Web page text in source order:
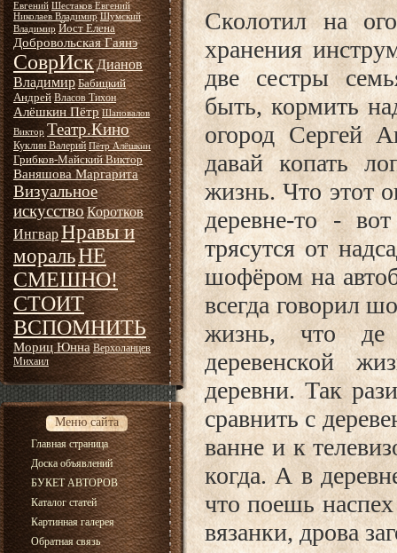
Евгений Шестаков Евгений
Николаев Владимир Шумский
Владимир Йост Елена
Добровольская Гаянэ
СоврИскДианов
Владимир Бабицкий
Андрей Власов Тихон
Алёшкин Пётр Шаповалов
Виктор Театр.Кино
Куклин Валерий Пётр Алёшкин
Грибков-Майский Виктор
Ваняшова Маргарита
Визуальное
искусство Коротков
ИнгварНравы и
моральНЕ
СМЕШНО!
СТОИТ
ВСПОМНИТЬ
Мориц Юнна Верхоланцев
Михаил
Меню сайта
Главная страница
Доска объявлений
БУКЕТ АВТОРОВ
Каталог статей
Картинная галерея
Обратная связь
Сколотил на
хранения
две сестры
быть, кормить
огород Сергей
давай копать
жизнь. Что этот
деревне-то -
трясутся от
шофёром на
всегда говорил
жизнь, что де
деревенской
деревни.Так
сравнить с
ванне и к
когда. А в
что поешь
вязанки, дрова